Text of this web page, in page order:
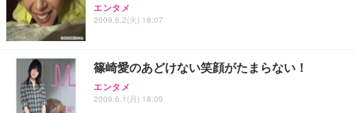
エンタメ
2009.6.2(火) 18:07
篠崎愛のあどけない笑顔がたまらない！
エンタメ
2009.6.1(月) 18:09